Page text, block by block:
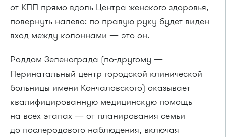
от КПП прямо вдоль Центра женского здоровья,
повернуть налево: по правую руку будет виден
вход между колоннами — это он.
Роддом Зеленограда (по-другому —
Перинатальный центр городской клинической
больницы имени Кончаловского) оказывает
квалифицированную медицинскую помощь
на всех этапах — от планирования семьи
до послеродового наблюдения, включая